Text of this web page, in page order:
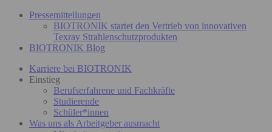
Pressemitteilungen
BIOTRONIK startet den Vertrieb von innovativen
Texray Strahlenschutzprodukten
BIOTRONIK Blog
Karriere bei BIOTRONIK
Einstieg
Berufserfahrene und Fachkräfte
Studierende
Schüler*innen
Was uns als Arbeitgeber ausmacht